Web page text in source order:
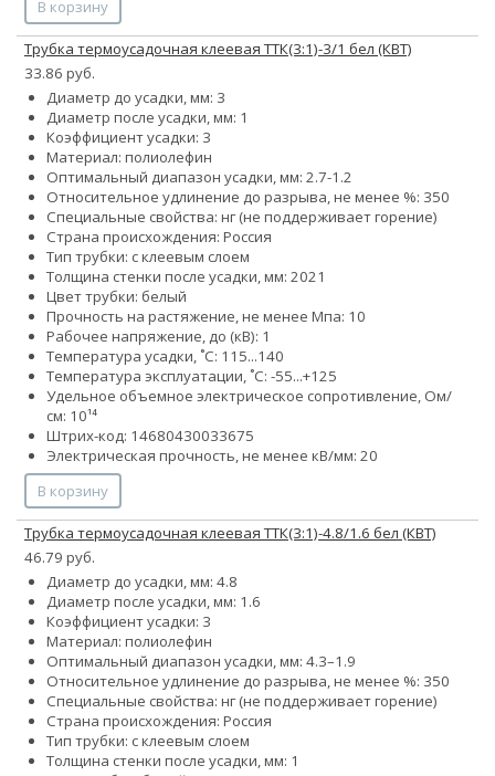
В корзину
Трубка термоусадочная клеевая ТТК(3:1)-3/1 бел (КВТ)
33.86 руб.
Диаметр до усадки, мм: 3
Диаметр после усадки, мм: 1
Коэффициент усадки: 3
Материал: полиолефин
Оптимальный диапазон усадки, мм: 2.7-1.2
Относительное удлинение до разрыва, не менее %: 350
Специальные свойства: нг (не поддерживает горение)
Страна происхождения: Россия
Тип трубки: с клеевым слоем
Толщина стенки после усадки, мм: 2021
Цвет трубки: белый
Прочность на растяжение, не менее Мпа: 10
Рабочее напряжение, до (кВ): 1
Температура усадки, ˚С: 115...140
Температура эксплуатации, ˚С: -55...+125
Удельное объемное электрическое сопротивление, Ом/
см: 10¹⁴
Штрих-код: 14680430033675
Электрическая прочность, не менее кВ/мм: 20
В корзину
Трубка термоусадочная клеевая ТТК(3:1)-4.8/1.6 бел (КВТ)
46.79 руб.
Диаметр до усадки, мм: 4.8
Диаметр после усадки, мм: 1.6
Коэффициент усадки: 3
Материал: полиолефин
Оптимальный диапазон усадки, мм: 4.3–1.9
Относительное удлинение до разрыва, не менее %: 350
Специальные свойства: нг (не поддерживает горение)
Страна происхождения: Россия
Тип трубки: с клеевым слоем
Толщина стенки после усадки, мм: 1